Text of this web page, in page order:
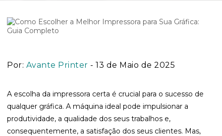
Por: Avante Printer - 13 de Maio de 2025
A escolha da impressora certa é crucial para o sucesso de
qualquer gráfica. A máquina ideal pode impulsionar a
produtividade, a qualidade dos seus trabalhos e,
consequentemente, a satisfação dos seus clientes. Mas,